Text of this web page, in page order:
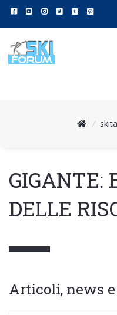
/
GIGANTE:
DELLE
Articoli, news